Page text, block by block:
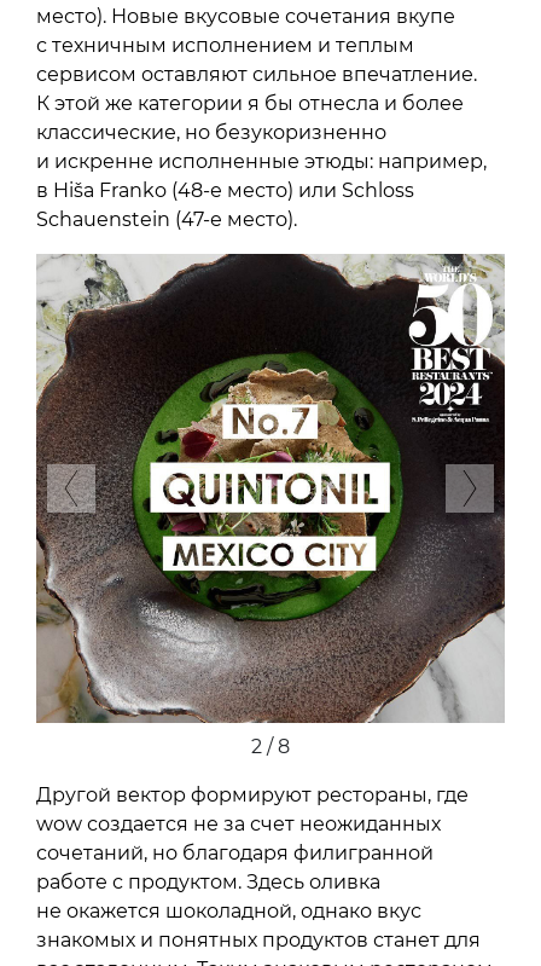
место). Новые вкусовые сочетания вкупе
с техничным исполнением и теплым
сервисом оставляют сильное впечатление.
К этой же категории я бы отнесла и более
классические, но безукоризненно
и искренне исполненные этюды: например,
в Hiša Franko (48-е место) или Schloss
Schauenstein (47-е место).
Previous Next
2 / 8
Другой вектор формируют рестораны, где
wow создается не за счет неожиданных
сочетаний, но благодаря филигранной
работе с продуктом. Здесь оливка
не окажется шоколадной, однако вкус
знакомых и понятных продуктов станет для